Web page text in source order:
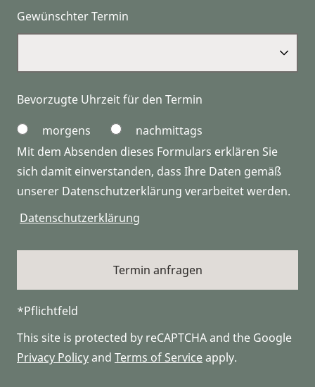
Gewünschter Termin
Bevorzugte Uhrzeit für den Termin
morgens
nachmittags
Mit dem Absenden dieses Formulars erklären Sie
sich damit einverstanden, dass Ihre Daten gemäß
unserer Datenschutzerklärung verarbeitet werden.
Datenschutzerklärung
*Pflichtfeld
This site is protected by reCAPTCHA and the Google
Privacy Policyand Terms of Serviceapply.